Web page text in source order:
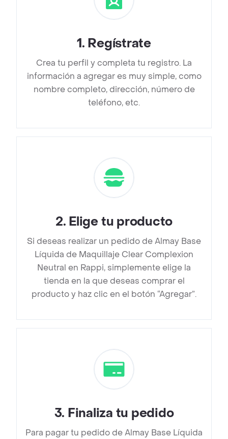
1. Regístrate
Crea tu perfil y completa tu registro. La
información a agregar es muy simple, como
nombre completo, dirección, número de
teléfono, etc.
2. Elige tu producto
Si deseas realizar un pedido de Almay Base
Líquida de Maquillaje Clear Complexion
Neutral en Rappi, simplemente elige la
tienda en la que deseas comprar el
producto y haz clic en el botón “Agregar”.
3. Finaliza tu pedido
Para pagar tu pedido de Almay Base Líquida